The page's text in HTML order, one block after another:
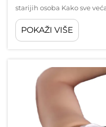
starijih osoba Kako sve
učinkovita rješenja za
ublažavanje boli u
POKAŽI VIŠE